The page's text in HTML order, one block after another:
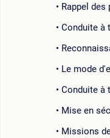
Rappel
Conduite à
Le mode
Conduite à
Mise en
Missions